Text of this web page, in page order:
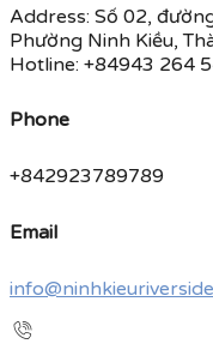
Address: Số 02,
Phường Ninh Kiều,
Hotline: +84943 264
Phone
+842923789789
Email